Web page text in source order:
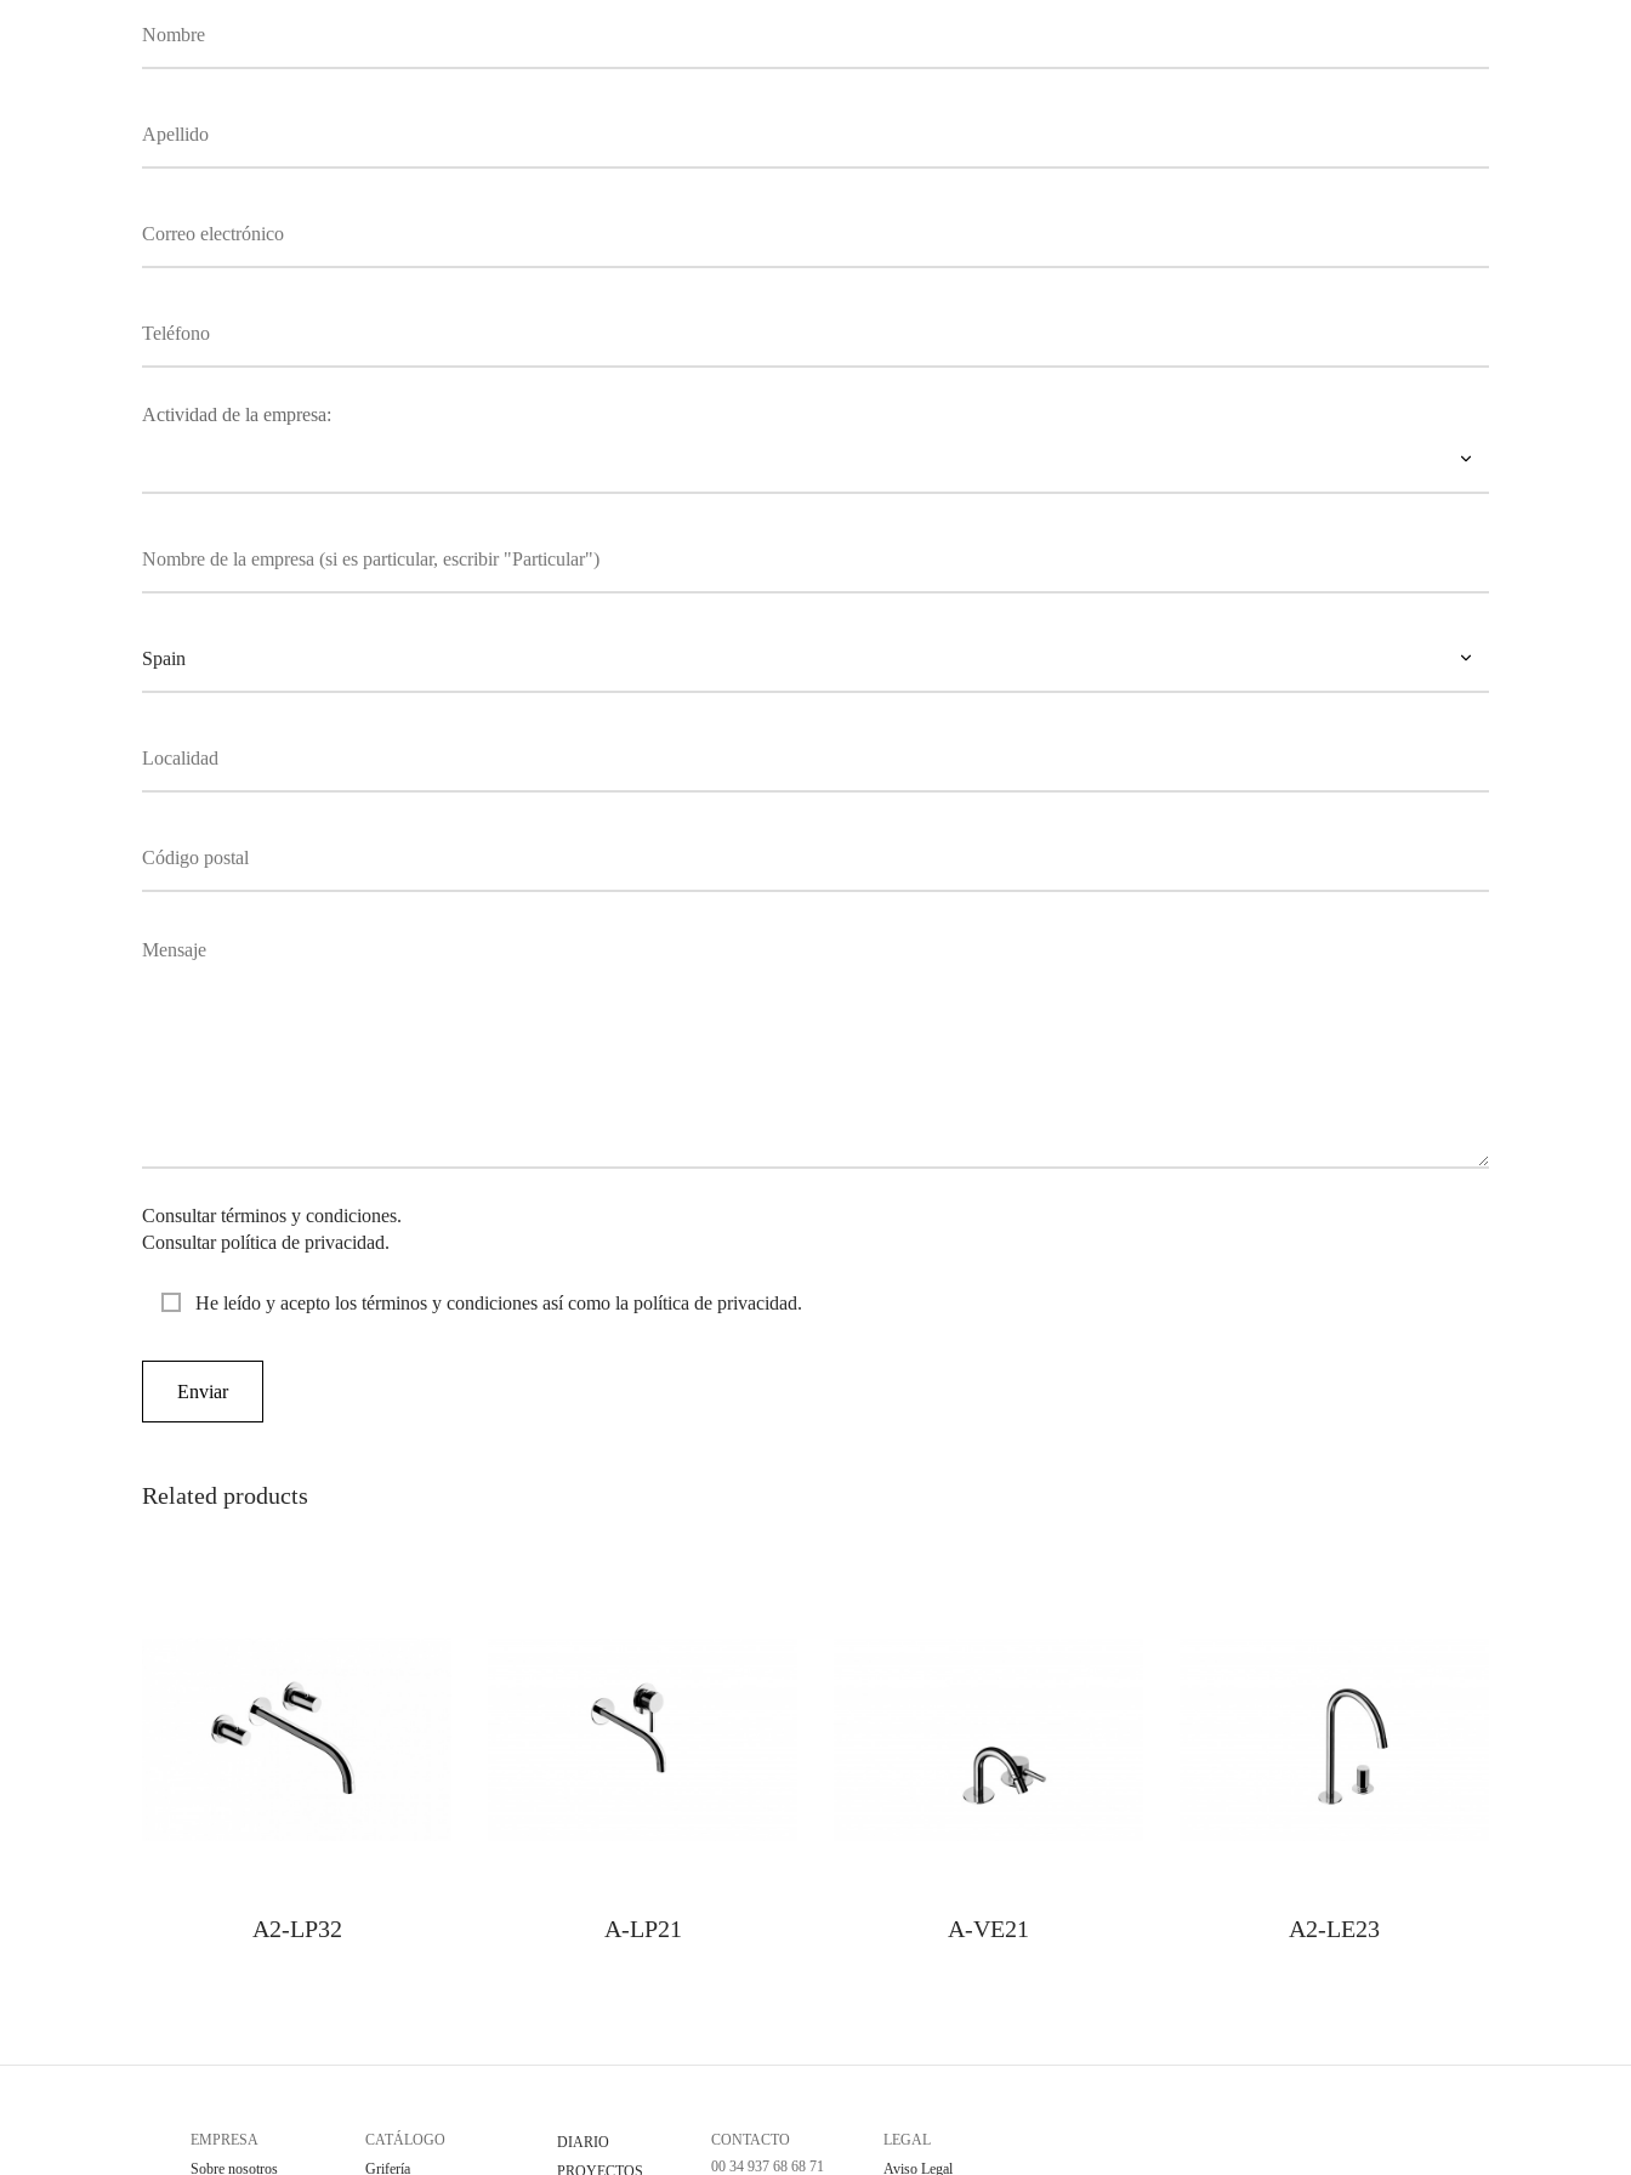
Actividad de la empresa:
Consultar términos y condiciones.
Consultar política de privacidad.
He leído y acepto los términos y condiciones así como la política de privacidad.
Related products
A2-LP32 A-LP21 A-VE21 A2-LE23
EMPRESA
Sobre nosotros
CATÁLOGO
Grifería
DIARIO
PROYECTOS
CONTACTO
00 34 937 68 68 71
LEGAL
Aviso Legal